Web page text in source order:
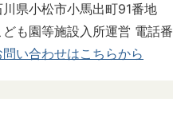
川県小松市小馬出町91番地
ども園等施設入所運営 電話
問い合わせはこちらから